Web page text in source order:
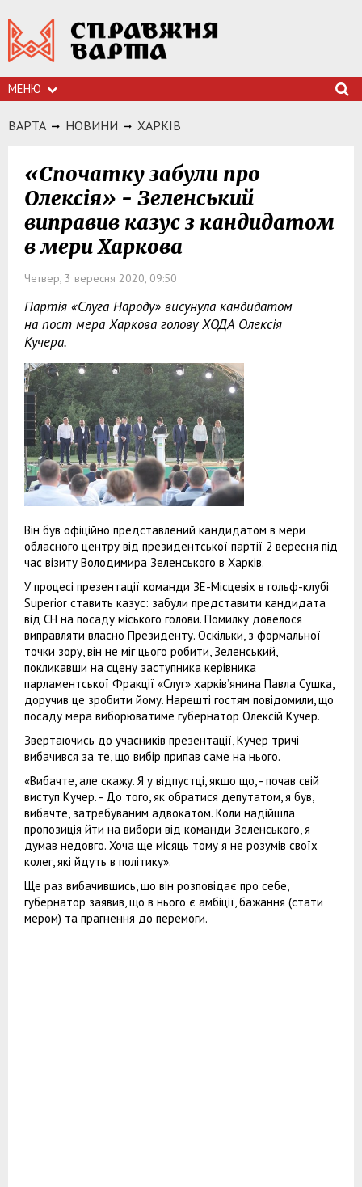
МЕНЮ
ВАРТА НОВИНИ ХАРКIВ
«Спочатку забули про
Олексія» - Зеленський
виправив казус з кандидатом
в мери Харкова
Четвер, 3 вересня 2020, 09:50
Партія «Слуга Народу» висунула кандидатом
на пост мера Харкова голову ХОДА Олексія
Кучера.
Він був офіційно представлений кандидатом в мери
обласного центру від президентської партії 2 вересня під
час візиту Володимира Зеленського в Харків.
У процесі презентації команди ЗЕ-Місцевіх в гольф-клубі
Superior ставить казус: забули представити кандидата
від СН на посаду міського голови. Помилку довелося
виправляти власно Президенту. Оскільки, з формальної
точки зору, він не міг цього робити, Зеленський,
покликавши на сцену заступника керівника
парламентської Фракції «Слуг» харків’янина Павла Сушка,
доручив це зробити йому. Нарешті гостям повідомили, що
посаду мера виборюватиме губернатор Олексій Кучер.
Звертаючись до учасників презентації, Кучер тричі
вибачився за те, що вибір припав саме на нього.
«Вибачте, але скажу. Я у відпустці, якщо що, - почав свій
виступ Кучер. - До того, як обратися депутатом, я був,
вибачте, затребуваним адвокатом. Коли надійшла
пропозиція йти на вибори від команди Зеленського, я
думав недовго. Хоча ще місяць тому я не розумів своїх
колег, які йдуть в політику».
Ще раз вибачившись, що він розповідає про себе,
губернатор заявив, що в нього є амбіції, бажання (стати
мером) та прагнення до перемоги.